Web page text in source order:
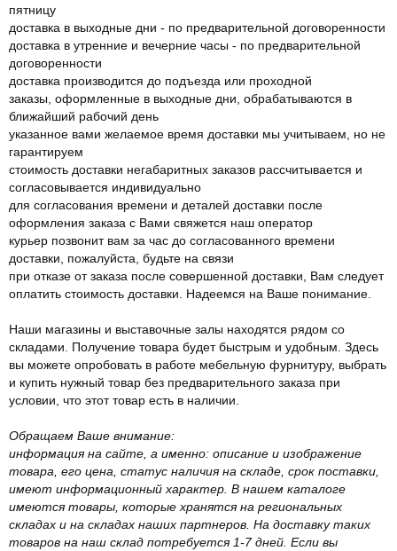
пятницу
доставка в выходные дни - по предварительной договоренности
доставка в утренние и вечерние часы - по предварительной
договоренности
доставка производится до подъезда или проходной
заказы, оформленные в выходные дни, обрабатываются в
ближайший рабочий день
указанное вами желаемое время доставки мы учитываем, но не
гарантируем
стоимость доставки негабаритных заказов рассчитывается и
согласовывается индивидуально
для согласования времени и деталей доставки после
оформления заказа с Вами свяжется наш оператор
курьер позвонит вам за час до согласованного времени
доставки, пожалуйста, будьте на связи
при отказе от заказа после совершенной доставки, Вам следует
оплатить стоимость доставки. Надеемся на Ваше понимание.
Наши магазины и выставочные залы находятся рядом со
складами. Получение товара будет быстрым и удобным. Здесь
вы можете опробовать в работе мебельную фурнитуру, выбрать
и купить нужный товар без предварительного заказа при
условии, что этот товар есть в наличии.
Обращаем Ваше внимание:
информация на сайте, а именно: описание и изображение
товара, его цена, статус наличия на складе, срок поставки,
имеют информационный характер. В нашем каталоге
имеются товары, которые хранятся на региональных
складах и на складах наших партнеров. На доставку таких
товаров на наш склад потребуется 1-7 дней. Если вы